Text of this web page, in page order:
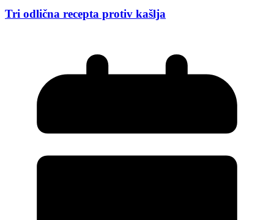
Tri odlična recepta protiv kašlja